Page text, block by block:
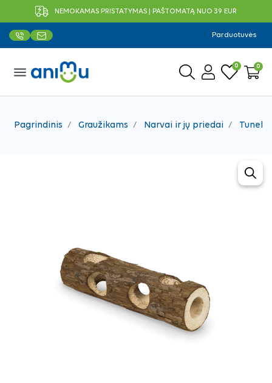
NEMOKAMAS PRISTATYMAS Į PAŠTOMATĄ NUO 39 EUR
Parduotuvės
menu 0 0
Pagrindinis Graužikams Narvai ir jų priedai